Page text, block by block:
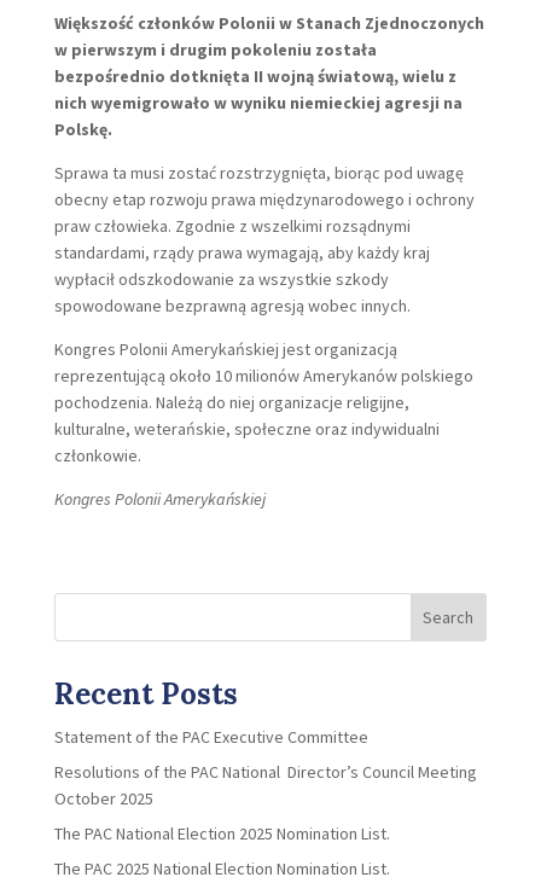
Większość członków Polonii w Stanach Zjednoczonych
w pierwszym i drugim pokoleniu została
bezpośrednio dotknięta II wojną światową, wielu z
nich wyemigrowało w wyniku niemieckiej agresji na
Polskę.
Sprawa ta musi zostać rozstrzygnięta, biorąc pod uwagę
obecny etap rozwoju prawa międzynarodowego i ochrony
praw człowieka. Zgodnie z wszelkimi rozsądnymi
standardami, rządy prawa wymagają, aby każdy kraj
wypłacił odszkodowanie za wszystkie szkody
spowodowane bezprawną agresją wobec innych.
Kongres Polonii Amerykańskiej jest organizacją
reprezentującą około 10 milionów Amerykanów polskiego
pochodzenia. Należą do niej organizacje religijne,
kulturalne, weterańskie, społeczne oraz indywidualni
członkowie.
Kongres Polonii Amerykańskiej
Search
Recent Posts
Statement of the PAC Executive Committee
Resolutions of the PAC National Director’s Council Meeting
October 2025
The PAC National Election 2025 Nomination List.
The PAC 2025 National Election Nomination List.